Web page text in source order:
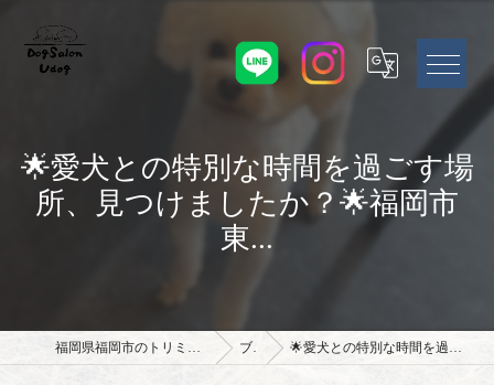
🌟愛犬との特別な時間を過ごす場
所、見つけましたか？🌟福岡市
東...
福岡県福岡市のトリミングサロンならドッグサロン Udog ブログ 🌟愛犬との特別な時間を過ごす場所、見つけましたか？🌟福岡市東...